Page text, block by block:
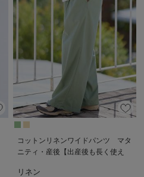
コットンリネンワイドパンツ マタ
ニティ・産後【出産後も長く使え
リネン